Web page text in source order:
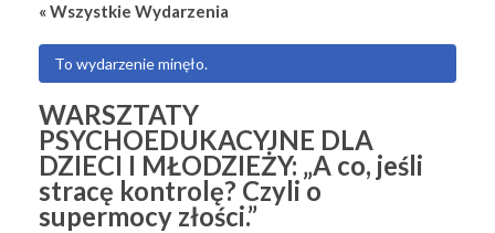
« Wszystkie Wydarzenia
To wydarzenie minęło.
WARSZTATY
PSYCHOEDUKACYJNE DLA
DZIECI I MŁODZIEŻY: „A co, jeśli
stracę kontrolę? Czyli o
supermocy złości.”